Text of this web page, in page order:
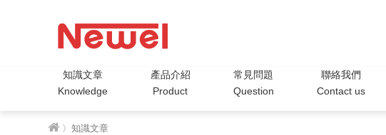
知識文章
Knowledge
產品介紹
Product
常見問題
Question
聯絡我們
Contact us
〉知識文章